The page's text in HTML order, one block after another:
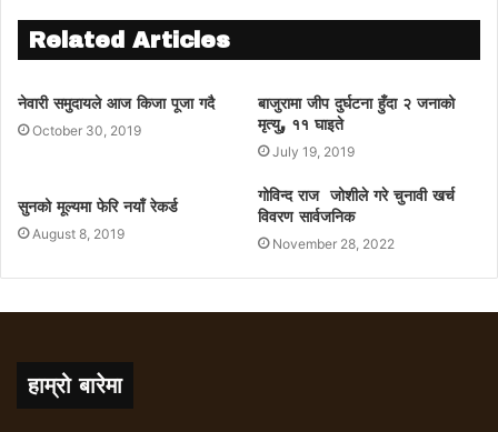
Related Articles
नेवारी समुदायले आज किजा पूजा गदै
October 30, 2019
बाजुरामा जीप दुर्घटना हुँदा २ जनाको
मृत्यु, ११ घाइते
July 19, 2019
सुनको मूल्यमा फेरि नयाँ रेकर्ड
August 8, 2019
गोविन्द राज जोशीले गरे चुनावी खर्च
विवरण सार्वजनिक
November 28, 2022
हाम्रो बारेमा